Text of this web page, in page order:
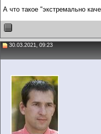
А что такое "экстремально
30.03.2021, 09:23